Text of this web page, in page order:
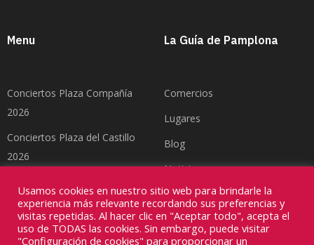
Menu
Conciertos Plaza Compañía
2026
Conciertos Plaza del Castillo
2026
La Guía de Pamplona
Comercios
Lugares
Blog
Noticias
Contacto
Usamos cookies en nuestro sitio web para brindarle la
experiencia más relevante recordando sus preferencias y
visitas repetidas. Al hacer clic en "Aceptar todo", acepta el
uso de TODAS las cookies. Sin embargo, puede visitar
"Configuración de cookies" para proporcionar un